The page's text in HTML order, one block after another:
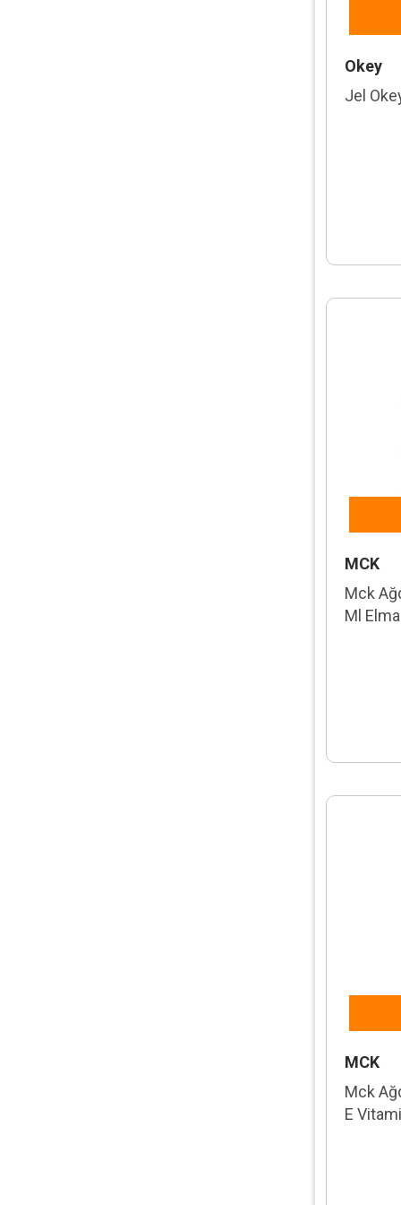
Okey
Jel
MCK
Mck
Ml
MCK
Mck
E